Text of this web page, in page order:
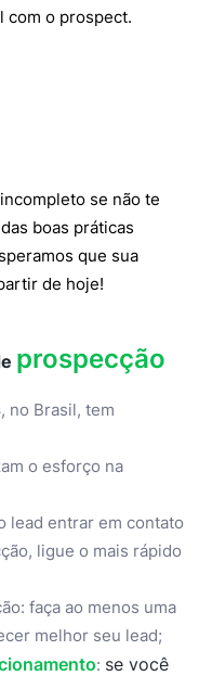
com o prospect.
se não te
boas práticas
que sua
de hoje!
prospecção
, no Brasil, tem
o esforço na
lead entrar em contato
ligue o mais rápido
faça ao menos uma
melhor seu lead;
: se você